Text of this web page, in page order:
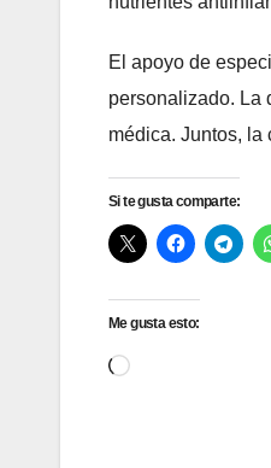
El apoyo de
personalizado. La
médica. Juntos, la
Si te gusta comparte:
Me gusta esto:
Cargando...